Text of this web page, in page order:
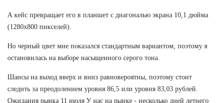
А кейс превращает его в планшет с диагональю экрана 10,1 дюйма
(1280х800 пикселей).
Но черный цвет мне показался стандартным вариантом, поэтому я
остановилась на выборе насыщенного серого тона.
Шансы на выход вверх и вниз равновероятны, поэтому стоит
следить за преодолением уровня 86,5 или уровня 83,03 рублей.
Ожидания рынка 11 июля У нас на рынке - несколько дней летнего